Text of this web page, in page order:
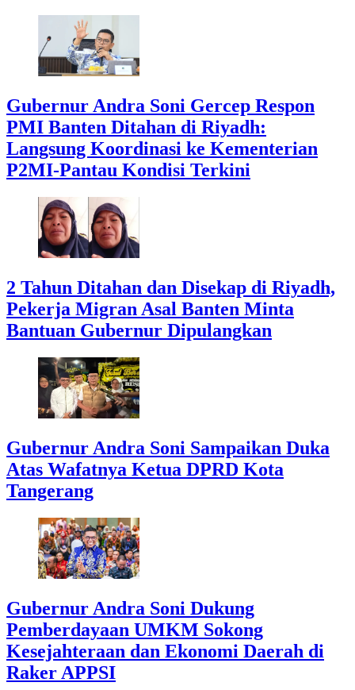
Gubernur Andra Soni Gercep Respon
PMI Banten Ditahan di Riyadh:
Langsung Koordinasi ke Kementerian
P2MI-Pantau Kondisi Terkini
2 Tahun Ditahan dan Disekap di Riyadh,
Pekerja Migran Asal Banten Minta
Bantuan Gubernur Dipulangkan
Gubernur Andra Soni Sampaikan Duka
Atas Wafatnya Ketua DPRD Kota
Tangerang
Gubernur Andra Soni Dukung
Pemberdayaan UMKM Sokong
Kesejahteraan dan Ekonomi Daerah di
Raker APPSI